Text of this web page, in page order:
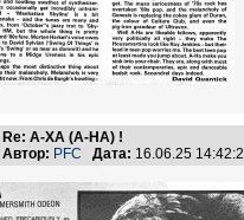
Re: А-ХА (A-HA) !
Автор: PFC Дата: 16.06.25